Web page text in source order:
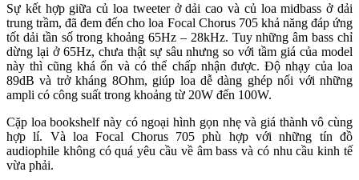
Sự kết hợp giữa củ loa tweeter ở dải cao và củ loa midbass ở dải
trung trầm, đã đem đến cho loa Focal Chorus 705 khả năng đáp ứng
tốt dải tần số trong khoảng 65Hz – 28kHz. Tuy những âm bass chỉ
dừng lại ở 65Hz, chưa thật sự sâu nhưng so với tầm giá của model
này thì cũng khá ổn và có thể chấp nhận được. Độ nhạy của loa
89dB và trở kháng 8Ohm, giúp loa dễ dàng ghép nối với những
ampli có công suất trong khoảng từ 20W đến 100W.
Cặp loa bookshelf này có ngoại hình gọn nhẹ và giá thành vô cùng
hợp lí. Và loa Focal Chorus 705 phù hợp với những tín đồ
audiophile không có quá yêu cầu về âm bass và có nhu cầu kinh tế
vừa phải.